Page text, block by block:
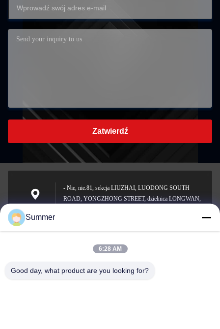
Zatwierdź
- Nie, nie.81, sekcja LIUZHAI, LUODONG SOUTH
ROAD, YONGZHONG STREET, dzielnica LONGWAN,
Wiadomość
elektroniczna
Summer
6:28 AM
Good day, what product are you looking for?